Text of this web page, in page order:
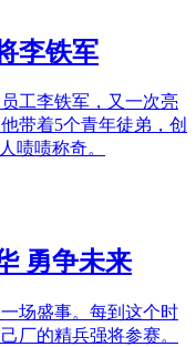
李铁军
工李铁军，又一次亮
带着5个青年徒弟，创
啧啧称奇。
勇争未来
场盛事。每到这个时
厂的精兵强将参赛。